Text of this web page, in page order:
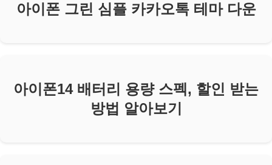
아이폰 그린 심플 카카오톡 테마 다운
아이폰14 배터리 용량 스펙, 할인 받는
방법 알아보기